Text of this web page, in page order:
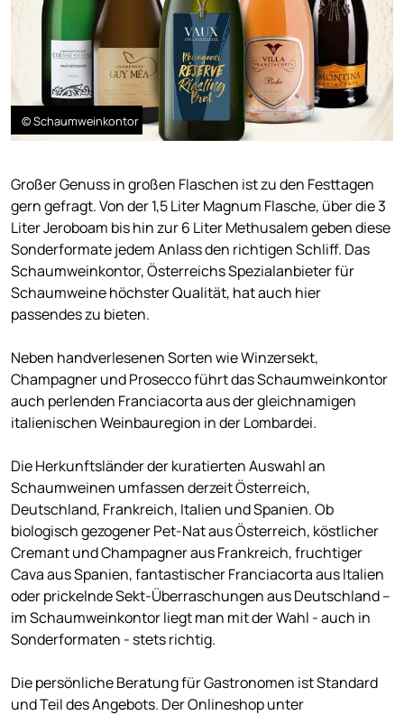
© Schaumweinkontor
Großer Genuss in großen Flaschen ist zu den Festtagen
gern gefragt. Von der 1,5 Liter Magnum Flasche, über die 3
Liter Jeroboam bis hin zur 6 Liter Methusalem geben diese
Sonderformate jedem Anlass den richtigen Schliff. Das
Schaumweinkontor, Österreichs Spezialanbieter für
Schaumweine höchster Qualität, hat auch hier
passendes zu bieten.
Neben handverlesenen Sorten wie Winzersekt,
Champagner und Prosecco führt das Schaumweinkontor
auch perlenden Franciacorta aus der gleichnamigen
italienischen Weinbauregion in der Lombardei.
Die Herkunftsländer der kuratierten Auswahl an
Schaumweinen umfassen derzeit Österreich,
Deutschland, Frankreich, Italien und Spanien. Ob
biologisch gezogener Pet-Nat aus Österreich, köstlicher
Cremant und Champagner aus Frankreich, fruchtiger
Cava aus Spanien, fantastischer Franciacorta aus Italien
oder prickelnde Sekt-Überraschungen aus Deutschland –
im Schaumweinkontor liegt man mit der Wahl - auch in
Sonderformaten - stets richtig.
Die persönliche Beratung für Gastronomen ist Standard
und Teil des Angebots. Der Onlineshop unter